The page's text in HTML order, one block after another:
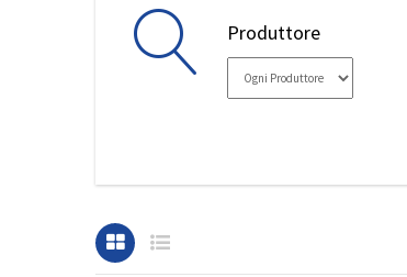
Produttore